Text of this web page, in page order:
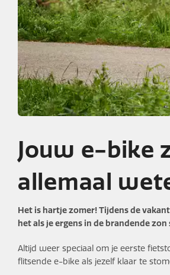
Jouw e-bike
allemaal
Het is hartje zomer! Tijdens de
het als je ergens in de brandende
Altijd weer speciaal om je eerste
flitsende e-bike als jezelf klaar te